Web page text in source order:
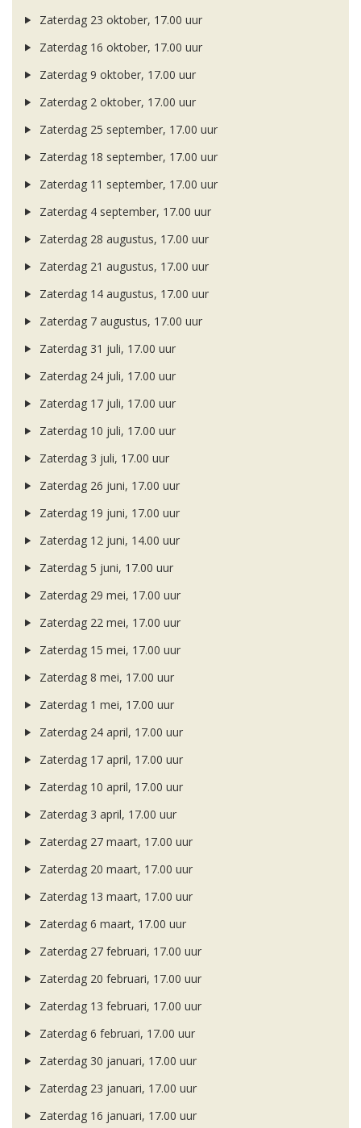
Zaterdag 23 oktober, 17.00 uur
Zaterdag 16 oktober, 17.00 uur
Zaterdag 9 oktober, 17.00 uur
Zaterdag 2 oktober, 17.00 uur
Zaterdag 25 september, 17.00 uur
Zaterdag 18 september, 17.00 uur
Zaterdag 11 september, 17.00 uur
Zaterdag 4 september, 17.00 uur
Zaterdag 28 augustus, 17.00 uur
Zaterdag 21 augustus, 17.00 uur
Zaterdag 14 augustus, 17.00 uur
Zaterdag 7 augustus, 17.00 uur
Zaterdag 31 juli, 17.00 uur
Zaterdag 24 juli, 17.00 uur
Zaterdag 17 juli, 17.00 uur
Zaterdag 10 juli, 17.00 uur
Zaterdag 3 juli, 17.00 uur
Zaterdag 26 juni, 17.00 uur
Zaterdag 19 juni, 17.00 uur
Zaterdag 12 juni, 14.00 uur
Zaterdag 5 juni, 17.00 uur
Zaterdag 29 mei, 17.00 uur
Zaterdag 22 mei, 17.00 uur
Zaterdag 15 mei, 17.00 uur
Zaterdag 8 mei, 17.00 uur
Zaterdag 1 mei, 17.00 uur
Zaterdag 24 april, 17.00 uur
Zaterdag 17 april, 17.00 uur
Zaterdag 10 april, 17.00 uur
Zaterdag 3 april, 17.00 uur
Zaterdag 27 maart, 17.00 uur
Zaterdag 20 maart, 17.00 uur
Zaterdag 13 maart, 17.00 uur
Zaterdag 6 maart, 17.00 uur
Zaterdag 27 februari, 17.00 uur
Zaterdag 20 februari, 17.00 uur
Zaterdag 13 februari, 17.00 uur
Zaterdag 6 februari, 17.00 uur
Zaterdag 30 januari, 17.00 uur
Zaterdag 23 januari, 17.00 uur
Zaterdag 16 januari, 17.00 uur